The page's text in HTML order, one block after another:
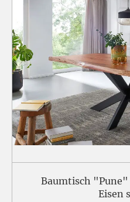
Baumtisch "Pune"
Eisen